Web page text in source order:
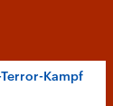
Kampf